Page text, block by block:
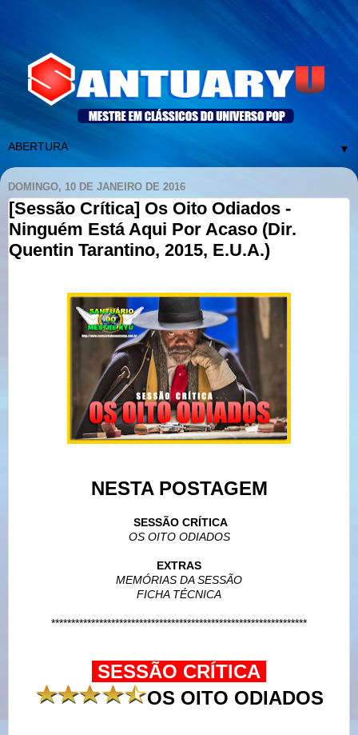
▼
DOMINGO, 10 DE JANEIRO DE 2016
[Sessão Crítica] Os Oito Odiados -
Ninguém Está Aqui Por Acaso (Dir.
Quentin Tarantino, 2015, E.U.A.)
NESTA POSTAGEM
SESSÃO CRÍTICA
OS OITO ODIADOS
EXTRAS
MEMÓRIAS DA SESSÃO
FICHA TÉCNICA
****************************************************************
SESSÃO CRÍTICA
OS OITO ODIADOS